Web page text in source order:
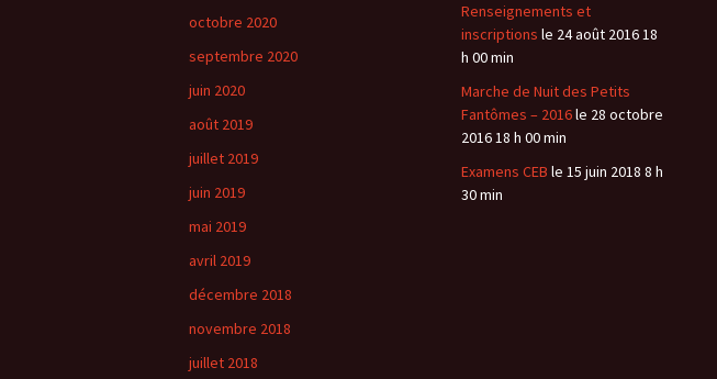
octobre 2020
septembre 2020
juin 2020
août 2019
juillet 2019
juin 2019
mai 2019
avril 2019
décembre 2018
novembre 2018
juillet 2018
Renseignements et
inscriptions le 24 août 2016 18
h 00 min
Marche de Nuit des Petits
Fantômes – 2016le 28 octobre
2016 18 h 00 min
Examens CEB le 15 juin 2018 8 h
30 min